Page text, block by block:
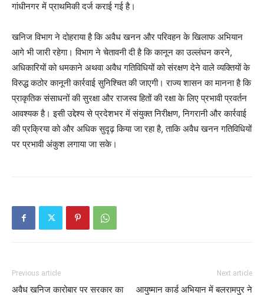
गांधीनगर में प्राथमिकी दर्ज कराई गई है।
खनिज विभाग ने दोहराया है कि अवैध खनन और परिवहन के खिलाफ अभियान
आगे भी जारी रहेगा। विभाग ने चेतावनी दी है कि कानून का उल्लंघन करने,
अधिकारियों को धमकाने अथवा अवैध गतिविधियों को संरक्षण देने वाले व्यक्तियों के
विरुद्ध कठोर कानूनी कार्रवाई सुनिश्चित की जाएगी। राज्य शासन का मानना है कि
प्राकृतिक संसाधनों की सुरक्षा और राजस्व हितों की रक्षा के लिए प्रभावी प्रवर्तन
आवश्यक है। इसी उद्देश्य से प्रदेशभर में संयुक्त निरीक्षण, निगरानी और कार्रवाई
की प्रक्रिया को और अधिक सुदृढ़ किया जा रहा है, ताकि अवैध खनन गतिविधियों
पर प्रभावी अंकुश लगाया जा सके।
Previous article
अवैध खनिज कारोबार पर सरकार का
Next article
आयुष्मान कार्ड अभियान में बलरामपुर ने